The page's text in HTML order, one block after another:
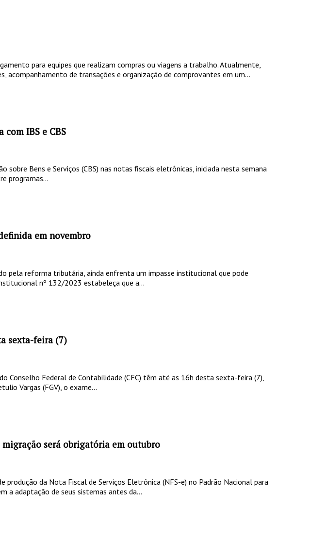
para equipes que realizam compras ou viagens a trabalho. Atualmente,
de transações e organização de comprovantes em um...
IBS e CBS
Bens e Serviços (CBS) nas notas fiscais eletrônicas, iniciada nesta semana
programas...
em novembro
pela reforma tributária, ainda enfrenta um impasse institucional que pode
nº 132/2023 estabeleça que a...
sexta-feira (7)
Conselho Federal de Contabilidade (CFC) têm até as 16h desta sexta-feira (7),
Vargas (FGV), o exame...
será obrigatória em outubro
da Nota Fiscal de Serviços Eletrônica (NFS-e) no Padrão Nacional para
a adaptação de seus sistemas antes da...